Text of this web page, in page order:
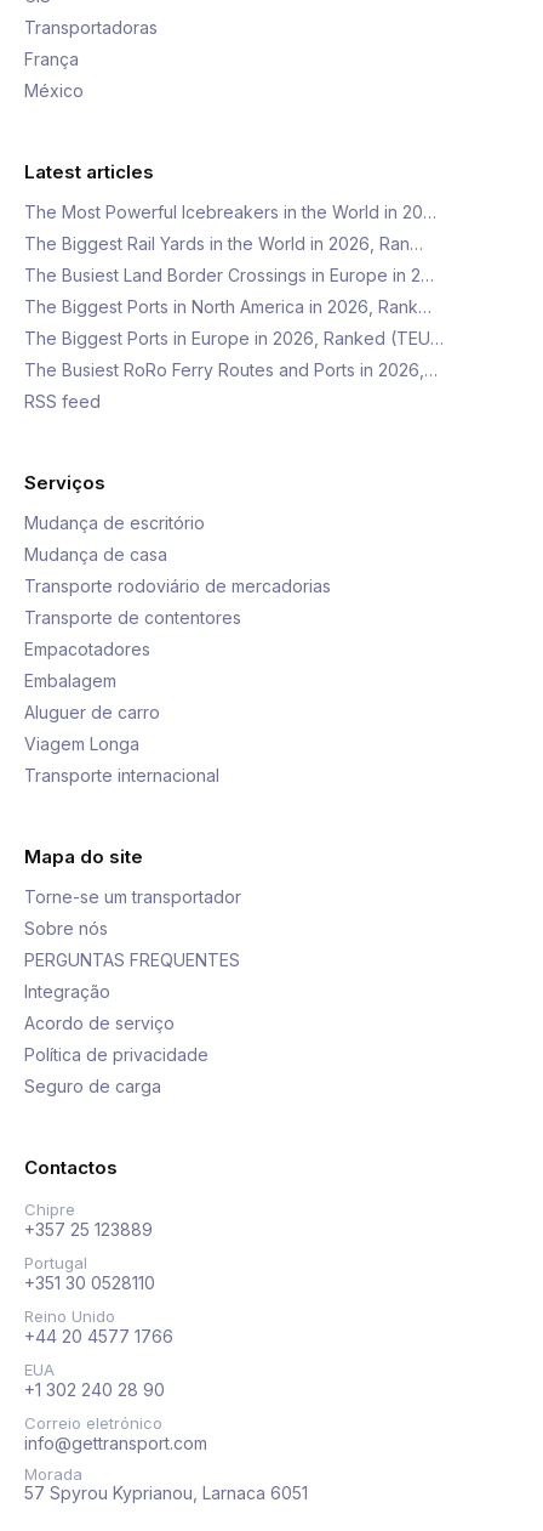
Transportadoras
França
México
Latest articles
The Most Powerful Icebreakers in the World in 20…
The Biggest Rail Yards in the World in 2026, Ran…
The Busiest Land Border Crossings in Europe in 2…
The Biggest Ports in North America in 2026, Rank…
The Biggest Ports in Europe in 2026, Ranked (TEU…
The Busiest RoRo Ferry Routes and Ports in 2026,…
RSS feed
Serviços
Mudança de escritório
Mudança de casa
Transporte rodoviário de mercadorias
Transporte de contentores
Empacotadores
Embalagem
Aluguer de carro
Viagem Longa
Transporte internacional
Mapa do site
Torne-se um transportador
Sobre nós
PERGUNTAS FREQUENTES
Integração
Acordo de serviço
Política de privacidade
Seguro de carga
Contactos
Chipre
+357 25 123889
Portugal
+351 30 0528110
Reino Unido
+44 20 4577 1766
EUA
+1 302 240 28 90
Correio eletrónico
info@gettransport.com
Morada
57 Spyrou Kyprianou, Larnaca 6051